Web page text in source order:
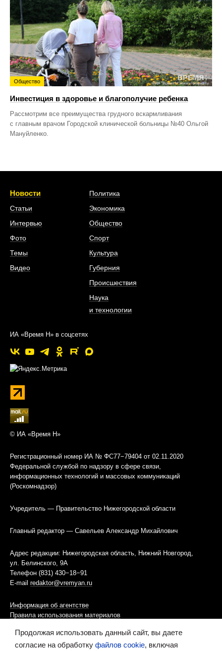
Общество
Инвестиция в здоровье и благополучие ребенка
Рассмотрим все преимущества грудного вскармливания
с главным врачом Городской клинической больницы №40 Ольгой
Мануйленко.
Новости
Статьи
Интервью
Фото
Темы
Видео
Политика
Экономика
Общество
Спорт
Культура
Губерния
Происшествия
Наука
и технологии
ИА «Время Н» в соцсетях
© ИА «Время Н»
Регистрационный номер ИА № ФС77−79404 от 02.11.2020
Федеральной службой по надзору в сфере связи,
информационных технологий и массовых коммуникаций
(Роскомнадзор)
Учредитель — Правительство Нижегородской области
Главный редактор — Савельев Александр Михайлович
Адрес редакции: Нижегородская область, Нижний Новгород,
ул. Белинского, 9А
Телефон (831) 430−18−91
E-mail redaktor@vremyan.ru
Информация об агентстве
Правила использования материалов
Информационная политика использования «cookies»-файлов
Продолжая использовать данный сайт, вы даете
согласие на обработку файлов cookie, включая